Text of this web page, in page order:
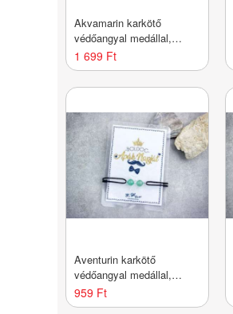
Akvamarin karkötő
védőangyal medállal,
állítható – pedagógusnapi
ajándék tanárnak,
óvónőnek, kék ásvány
1 699 Ft
Aventurin karkötő
védőangyal medállal,
állítható – apák napi
ajándék apának,
959 Ft